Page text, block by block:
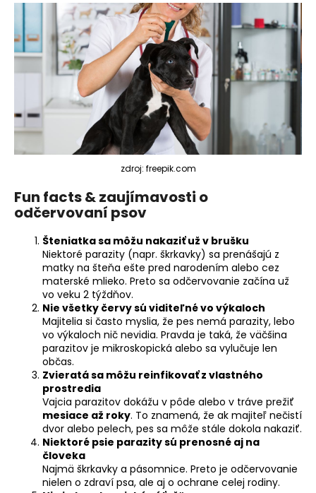
zdroj: freepik.com
Fun facts & zaujímavosti o
odčervovaní psov
Šteniatka sa môžu nakaziť už v brušku
Niektoré parazity (napr. škrkavky) sa prenášajú z
matky na šteňa ešte pred narodením alebo cez
materské mlieko. Preto sa odčervovanie začína už
vo veku 2 týždňov.
Nie všetky červy sú viditeľné vo výkaloch
Majitelia si často myslia, že pes nemá parazity, lebo
vo výkaloch nič nevidia. Pravda je taká, že väčšina
parazitov je mikroskopická alebo sa vylučuje len
občas.
Zvieratá sa môžu reinfikovať z vlastného
prostredia
Vajcia parazitov dokážu v pôde alebo v tráve prežiť
mesiace až roky. To znamená, že ak majiteľ nečistí
dvor alebo pelech, pes sa môže stále dokola nakaziť.
Niektoré psie parazity sú prenosné aj na
človeka
Najmä škrkavky a pásomnice. Preto je odčervovanie
nielen o zdraví psa, ale aj o ochrane celej rodiny.